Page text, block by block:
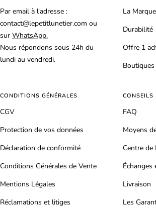
Par email à l'adresse :
contact@lepetitlunetier.com ou
sur WhatsApp.
Nous répondons sous 24h du
lundi au vendredi.
La Marque
Durabilité
Offre 1
Boutiques
CONDITIONS GÉNÉRALES
CGV
Protection de vos données
Déclaration de conformité
Conditions Générales de Vente
Mentions Légales
Réclamations et litiges
CONSEILS
FAQ
Moyens
Centre de
Échanges
Livraison
Les